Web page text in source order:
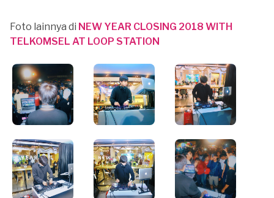
Foto lainnya di NEW YEAR CLOSING 2018 WITH
TELKOMSEL AT LOOP STATION